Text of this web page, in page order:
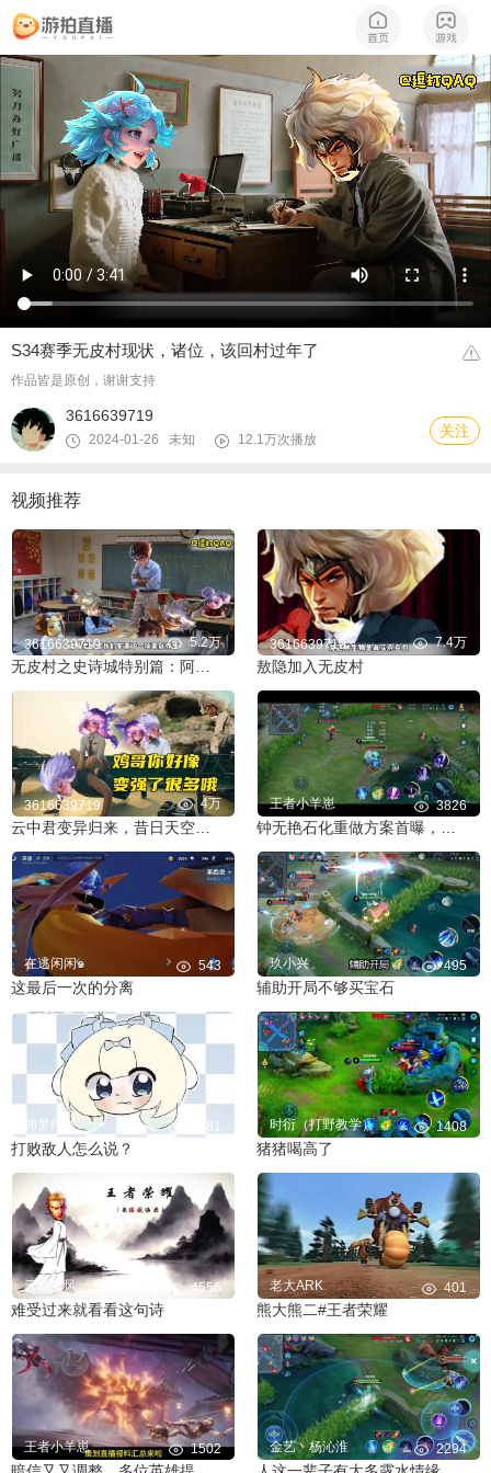
S34赛季无皮村现状，诸位，该回村过年了
作品皆是原创，谢谢支持
3616639719
2024-01-26 未知 12.1万次播放 关注
视频推荐
3616639719 5.2万 3616639719 7.4万
敖隐加入无皮村
3616639719 4万 王者小羊崽 3826
在逃闲闲๑ 543
这最后一次的分离
玖小兴 495
辅助开局不够买宝石
拥梦纤梦 3181
打败敌人怎么说？
时衍（打野教学） 1408
猪猪喝高了
云影清风 4556
难受过来就看看这句诗
老大ARK 401
熊大熊二#王者荣耀
王者小羊崽 1502 金艺丶杨沁淮 2294